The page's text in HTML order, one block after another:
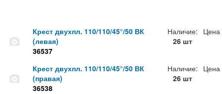
Крест двухпл. 110/110/45°/50 ВК
(левая)
36537
Наличие:
26 шт
Цена
Крест двухпл. 110/110/45°/50 ВК
(правая)
36538
Наличие:
26 шт
Цена